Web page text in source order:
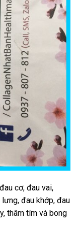
cơ, đau vai,
đau khớp, đau
thâm tím và bong